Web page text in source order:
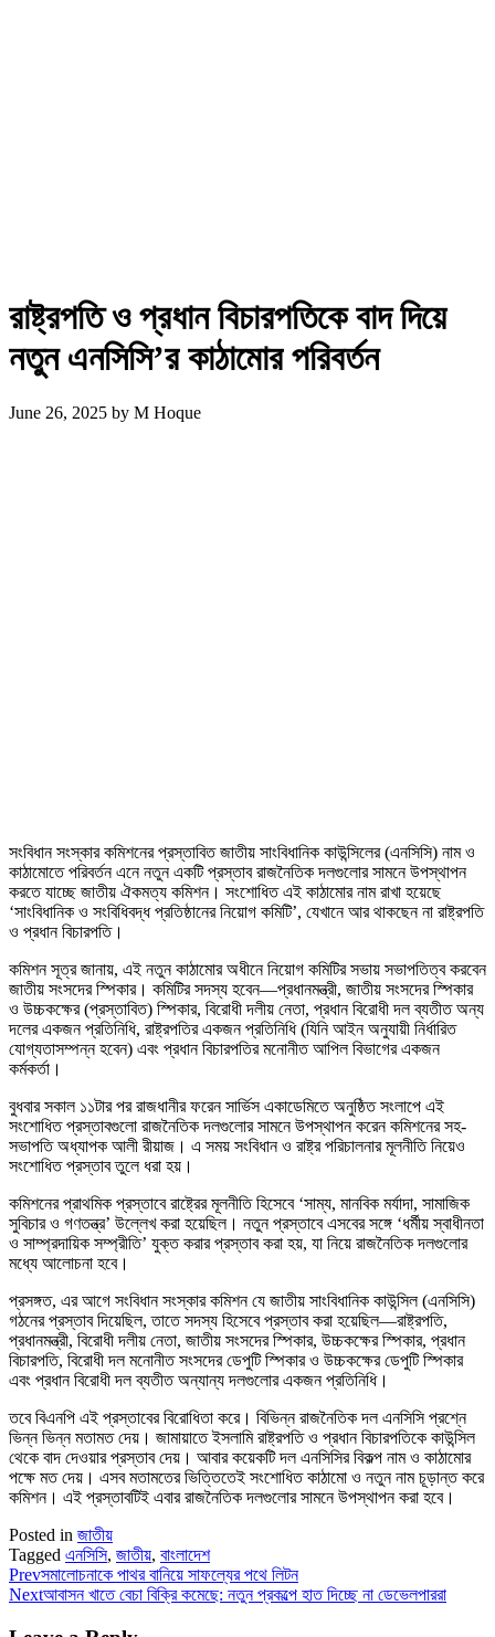
রাষ্ট্রপতি ও প্রধান বিচারপতিকে বাদ দিয়ে
নতুন এনসিসি’র কাঠামোর পরিবর্তন
June 26, 2025 by M Hoque
সংবিধান সংস্কার কমিশনের প্রস্তাবিত জাতীয় সাংবিধানিক কাউন্সিলের (এনসিসি) নাম ও
কাঠামোতে পরিবর্তন এনে নতুন একটি প্রস্তাব রাজনৈতিক দলগুলোর সামনে উপস্থাপন
করতে যাচ্ছে জাতীয় ঐকমত্য কমিশন। সংশোধিত এই কাঠামোর নাম রাখা হয়েছে
‘সাংবিধানিক ও সংবিধিবদ্ধ প্রতিষ্ঠানের নিয়োগ কমিটি’, যেখানে আর থাকছেন না রাষ্ট্রপতি
ও প্রধান বিচারপতি।
কমিশন সূত্র জানায়, এই নতুন কাঠামোর অধীনে নিয়োগ কমিটির সভায় সভাপতিত্ব করবেন
জাতীয় সংসদের স্পিকার। কমিটির সদস্য হবেন—প্রধানমন্ত্রী, জাতীয় সংসদের স্পিকার
ও উচ্চকক্ষের (প্রস্তাবিত) স্পিকার, বিরোধী দলীয় নেতা, প্রধান বিরোধী দল ব্যতীত অন্য
দলের একজন প্রতিনিধি, রাষ্ট্রপতির একজন প্রতিনিধি (যিনি আইন অনুযায়ী নির্ধারিত
যোগ্যতাসম্পন্ন হবেন) এবং প্রধান বিচারপতির মনোনীত আপিল বিভাগের একজন
কর্মকর্তা।
বুধবার সকাল ১১টার পর রাজধানীর ফরেন সার্ভিস একাডেমিতে অনুষ্ঠিত সংলাপে এই
সংশোধিত প্রস্তাবগুলো রাজনৈতিক দলগুলোর সামনে উপস্থাপন করেন কমিশনের সহ-
সভাপতি অধ্যাপক আলী রীয়াজ। এ সময় সংবিধান ও রাষ্ট্র পরিচালনার মূলনীতি নিয়েও
সংশোধিত প্রস্তাব তুলে ধরা হয়।
কমিশনের প্রাথমিক প্রস্তাবে রাষ্ট্রের মূলনীতি হিসেবে ‘সাম্য, মানবিক মর্যাদা, সামাজিক
সুবিচার ও গণতন্ত্র’ উল্লেখ করা হয়েছিল। নতুন প্রস্তাবে এসবের সঙ্গে ‘ধর্মীয় স্বাধীনতা
ও সাম্প্রদায়িক সম্প্রীতি’ যুক্ত করার প্রস্তাব করা হয়, যা নিয়ে রাজনৈতিক দলগুলোর
মধ্যে আলোচনা হবে।
প্রসঙ্গত, এর আগে সংবিধান সংস্কার কমিশন যে জাতীয় সাংবিধানিক কাউন্সিল (এনসিসি)
গঠনের প্রস্তাব দিয়েছিল, তাতে সদস্য হিসেবে প্রস্তাব করা হয়েছিল—রাষ্ট্রপতি,
প্রধানমন্ত্রী, বিরোধী দলীয় নেতা, জাতীয় সংসদের স্পিকার, উচ্চকক্ষের স্পিকার, প্রধান
বিচারপতি, বিরোধী দল মনোনীত সংসদের ডেপুটি স্পিকার ও উচ্চকক্ষের ডেপুটি স্পিকার
এবং প্রধান বিরোধী দল ব্যতীত অন্যান্য দলগুলোর একজন প্রতিনিধি।
তবে বিএনপি এই প্রস্তাবের বিরোধিতা করে। বিভিন্ন রাজনৈতিক দল এনসিসি প্রশ্নে
ভিন্ন ভিন্ন মতামত দেয়। জামায়াতে ইসলামি রাষ্ট্রপতি ও প্রধান বিচারপতিকে কাউন্সিল
থেকে বাদ দেওয়ার প্রস্তাব দেয়। আবার কয়েকটি দল এনসিসির বিকল্প নাম ও কাঠামোর
পক্ষে মত দেয়। এসব মতামতের ভিত্তিতেই সংশোধিত কাঠামো ও নতুন নাম চূড়ান্ত করে
কমিশন। এই প্রস্তাবটিই এবার রাজনৈতিক দলগুলোর সামনে উপস্থাপন করা হবে।
Posted in জাতীয়
Tagged এনসিসি, জাতীয়, বাংলাদেশ
Prevসমালোচনাকে পাথর বানিয়ে সাফল্যের পথে লিটন
Nextআবাসন খাতে বেচা বিক্রি কমেছে: নতুন প্রকল্পে হাত দিচ্ছে না ডেভেলপাররা